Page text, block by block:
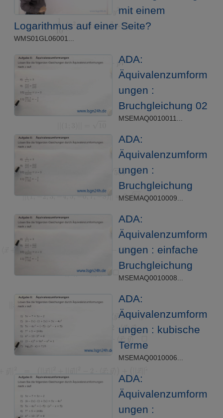
mit einem
Logarithmus auf einer Seite?
WMS01GL06001...
ADA:
Äquivalenzumform
ungen :
Bruchgleichung 02
MSEMAQ0010011...
ADA:
Äquivalenzumform
ungen :
Bruchgleichung
MSEMAQ0010009...
ADA:
Äquivalenzumform
ungen : einfache
Bruchgleichung
MSEMAQ0010008...
ADA:
Äquivalenzumform
ungen : kubische
Terme
MSEMAQ0010006...
ADA:
Äquivalenzumform
ungen :